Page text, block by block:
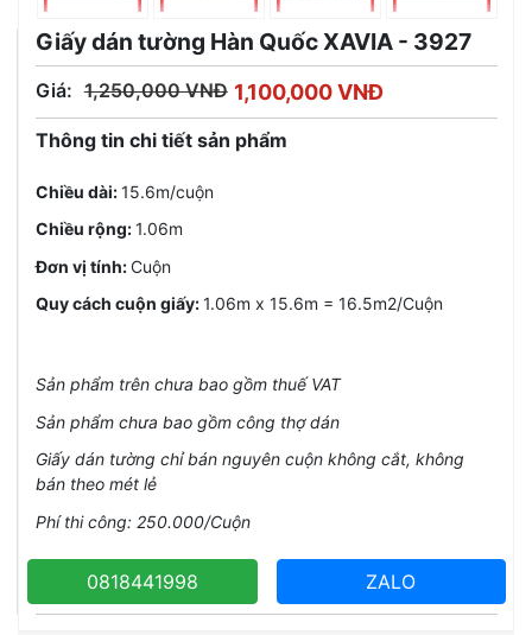
Giấy dán tường Hàn Quốc XAVIA - 3927
Giá: 1,250,000 VNĐ 1,100,000 VNĐ
Thông tin chi tiết sản phẩm
Chiều dài:15.6m/cuộn
Chiều rộng:1.06m
Đơn vị tính:Cuộn
Quy cách cuộn giấy:1.06m x 15.6m = 16.5m2/Cuộn
Sản phẩm trên chưa bao gồm thuế VAT
Sản phẩm chưa bao gồm công thợ dán
Giấy dán tường chỉ bán nguyên cuộn không cắt, không
bán theo mét lẻ
Phí thi công: 250.000/Cuộn
0818441998 ZALO